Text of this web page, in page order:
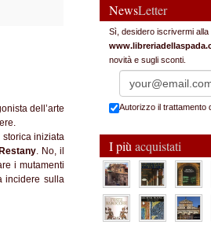
dell’arte
storica iniziata
. No, il
i mutamenti
incidere sulla
NewsLetter
Sì, desidero iscrivermi alla
novità e sugli sconti.
Autorizzo il trattamento
I più acquistati